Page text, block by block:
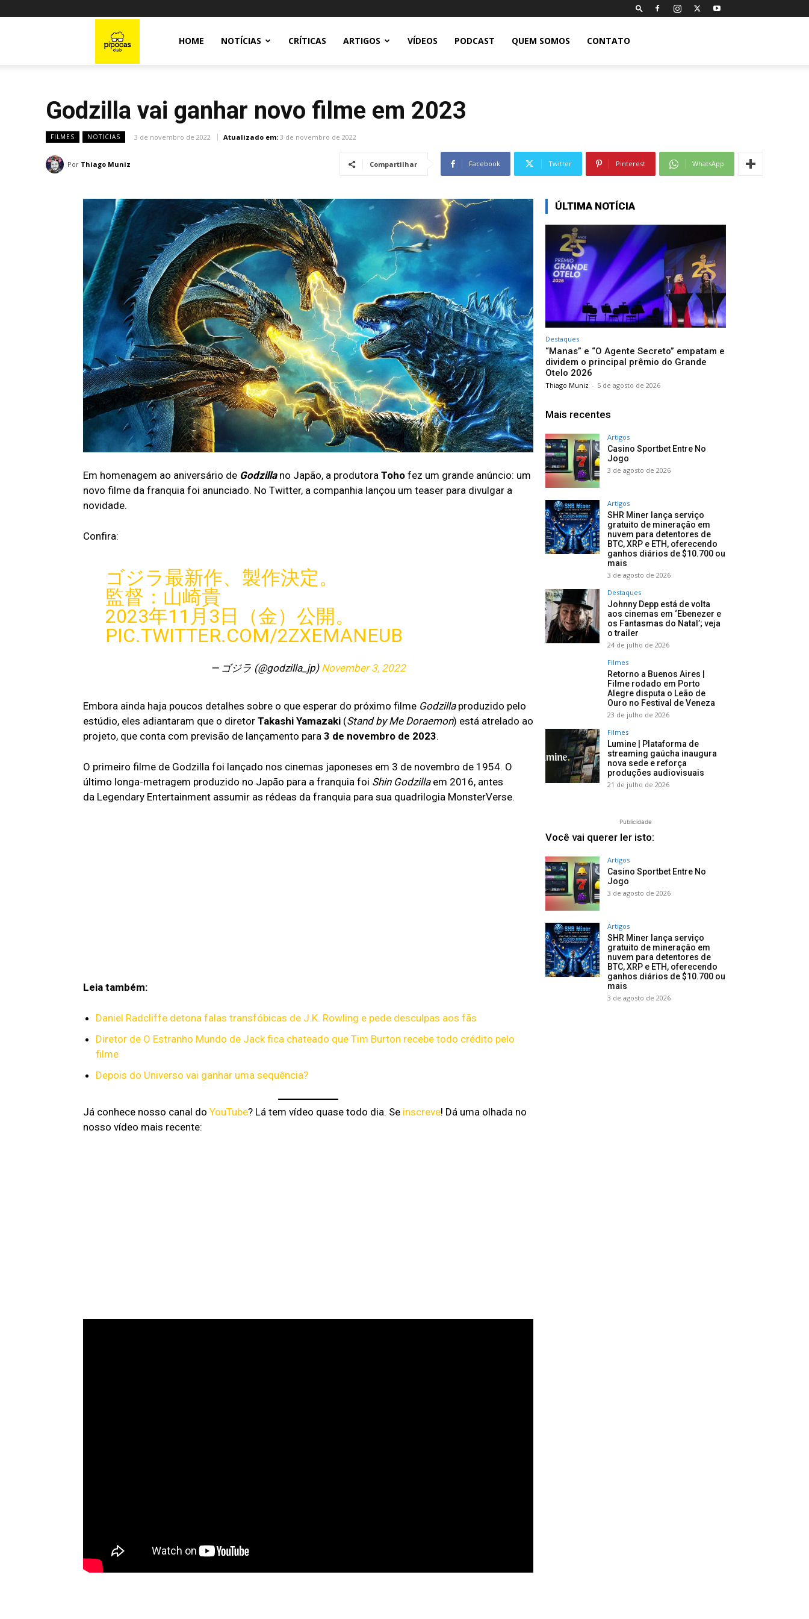
HOME NOTÍCIAS CRÍTICAS ARTIGOS VÍDEOS PODCAST QUEM SOMOS CONTATO
Godzilla vai ganhar novo filme em 2023
FILMES NOTICIAS 3 de novembro de 2022 Atualizado em: 3 de novembro de 2022
Por Thiago Muniz Compartilhar Facebook Twitter Pinterest WhatsApp
Em homenagem ao aniversário de Godzillano Japão, a produtora Toho fez um grande anúncio: um
novo filme da franquia foi anunciado. No Twitter, a companhia lançou um teaser para divulgar a
novidade.
Confira:
ゴジラ最新作、製作決定。
監督：山崎貴
2023年11月3日（金）公開。
PIC.TWITTER.COM/2ZXEMANEUB
— ゴジラ (@godzilla_jp) November 3, 2022
Embora ainda haja poucos detalhes sobre o que esperar do próximo filme Godzillaproduzido pelo
estúdio, eles adiantaram que o diretor Takashi Yamazaki (Stand by Me Doraemon) está atrelado ao
projeto, que conta com previsão de lançamento para 3 de novembro de 2023.
O primeiro filme de Godzilla foi lançado nos cinemas japoneses em 3 de novembro de 1954. O
último longa-metragem produzido no Japão para a franquia foi Shin Godzillaem 2016, antes
da Legendary Entertainment assumir as rédeas da franquia para sua quadrilogia MonsterVerse.
Leia também:
Daniel Radcliffe detona falas transfóbicas de J.K. Rowling e pede desculpas aos fãs
Diretor de O Estranho Mundo de Jack fica chateado que Tim Burton recebe todo crédito pelo
filme
Depois do Universo vai ganhar uma sequência?
Já conhece nosso canal do YouTube? Lá tem vídeo quase todo dia. Se inscreve! Dá uma olhada no
nosso vídeo mais recente:
ÚLTIMA NOTÍCIA
Destaques
“Manas” e “O Agente Secreto” empatam e
dividem o principal prêmio do Grande
Otelo 2026
Thiago Muniz - 5 de agosto de 2026
Mais recentes
Artigos
Casino Sportbet Entre No
Jogo
3 de agosto de 2026
Artigos
SHR Miner lança serviço
gratuito de mineração em
nuvem para detentores de
BTC, XRP e ETH, oferecendo
ganhos diários de $10.700 ou
mais
3 de agosto de 2026
Destaques
Johnny Depp está de volta
aos cinemas em ‘Ebenezer e
os Fantasmas do Natal’; veja
o trailer
24 de julho de 2026
Filmes
Retorno a Buenos Aires |
Filme rodado em Porto
Alegre disputa o Leão de
Ouro no Festival de Veneza
23 de julho de 2026
Filmes
Lumine | Plataforma de
streaming gaúcha inaugura
nova sede e reforça
produções audiovisuais
21 de julho de 2026
Publicidade
Você vai querer ler isto:
Artigos
Casino Sportbet Entre No
Jogo
3 de agosto de 2026
Artigos
SHR Miner lança serviço
gratuito de mineração em
nuvem para detentores de
BTC, XRP e ETH, oferecendo
ganhos diários de $10.700 ou
mais
3 de agosto de 2026